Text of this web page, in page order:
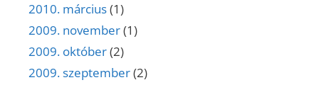
2010. március(1)
2009. november(1)
2009. október(2)
2009. szeptember(2)